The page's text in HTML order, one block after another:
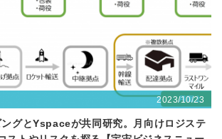
2023/10/23
グとYspaceが共同研究。月向けロジステ